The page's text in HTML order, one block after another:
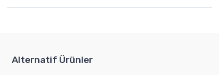
Alternatif Ürünler